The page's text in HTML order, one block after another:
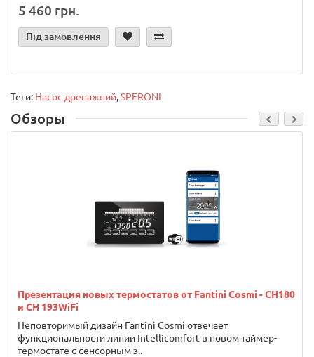
5 460 грн.
Під замовлення
Теги: Насос дренажний,SPERONI
Обзоры
Презентация новых термостатов от Fantini Cosmi - CH180
и CH 193WiFi
Неповторимый дизайн Fantini Cosmi отвечает
функциональности линии Intellicomfort в новом таймер-
термостате с сенсорным э..